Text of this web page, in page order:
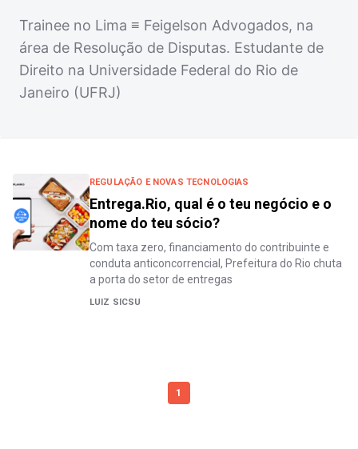
Trainee no Lima ≡ Feigelson Advogados, na
área de Resolução de Disputas. Estudante de
Direito na Universidade Federal do Rio de
Janeiro (UFRJ)
REGULAÇÃO E NOVAS TECNOLOGIAS
Entrega.Rio, qual é o teu negócio e o
nome do teu sócio?
Com taxa zero, financiamento do contribuinte e
conduta anticoncorrencial, Prefeitura do Rio chuta
a porta do setor de entregas
LUIZ SICSU
1